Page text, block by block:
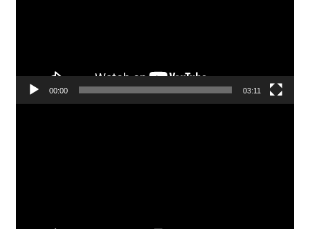
00:00 03:11